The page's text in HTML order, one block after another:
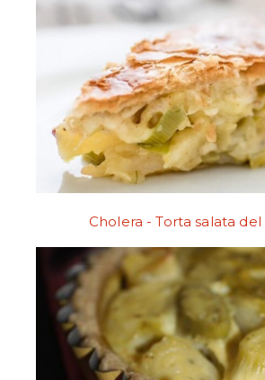
Cholera - Torta salata del